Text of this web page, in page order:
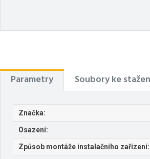
Parametry Soubory ke
Značka:
Osazení:
Způsob montáže instalačního zařízení: